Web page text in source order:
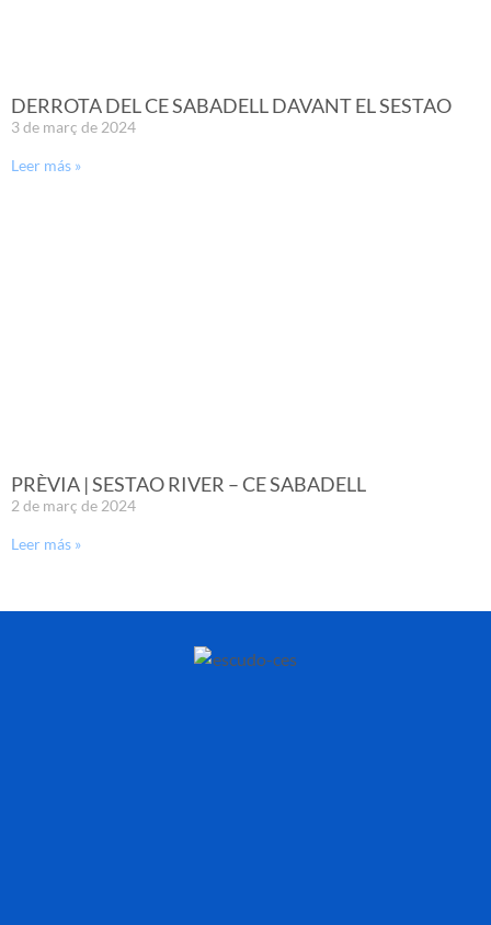
DERROTA DEL CE SABADELL DAVANT EL SESTAO
3 de març de 2024
Leer más »
PRÈVIA | SESTAO RIVER – CE SABADELL
2 de març de 2024
Leer más »